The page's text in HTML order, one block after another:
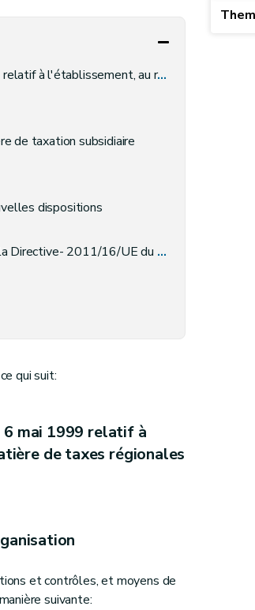
en matière de taxes régionales wallonnes
de taxation subsidiaire
dispositions
à la coopération administrative dans le domaine fiscal et abrogeant la Directive 77/799/CEE
qui suit:
mai 1999 relatif à
de taxes régionales
et contrôles, et moyens de
suivante: